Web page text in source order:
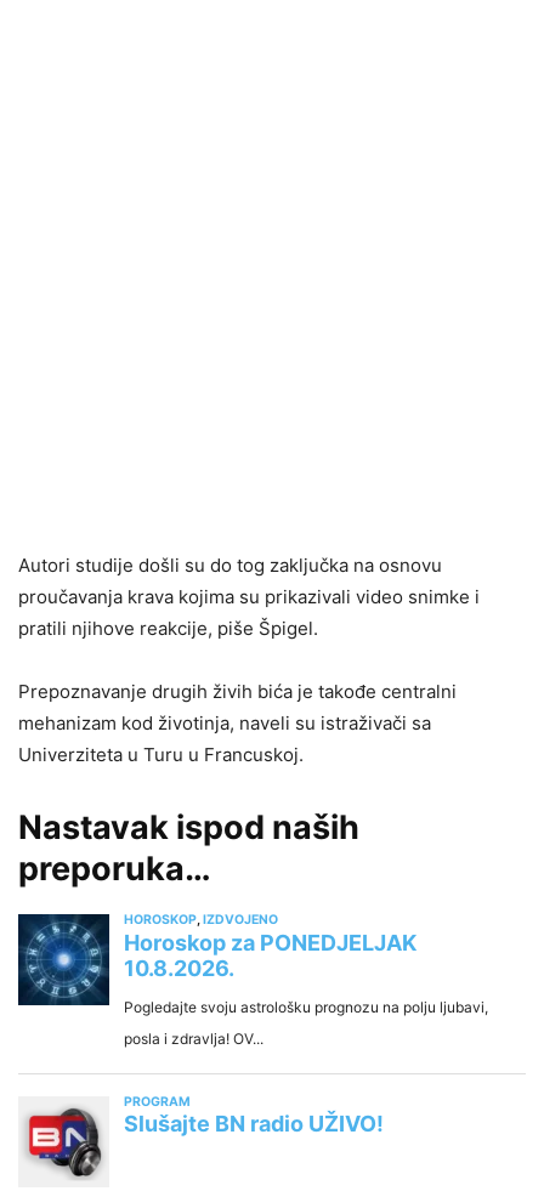
Autori studije došli su do tog zaključka na osnovu
proučavanja krava kojima su prikazivali video snimke i
pratili njihove reakcije, piše Špigel.
Prepoznavanje drugih živih bića je takođe centralni
mehanizam kod životinja, naveli su istraživači sa
Univerziteta u Turu u Francuskoj.
Nastavak ispod naših
preporuka…